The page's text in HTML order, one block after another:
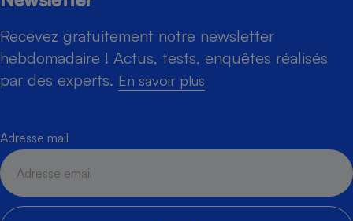
Recevez gratuitement notre newsletter
hebdomadaire ! Actus, tests, enquêtes réalisés
par des experts. En savoir plus
Adresse mail